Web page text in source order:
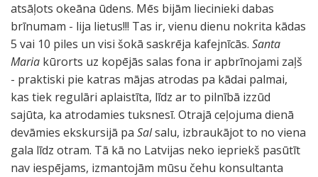
atsāļots okeāna ūdens. Mēs bijām liecinieki dabas
brīnumam - lija lietus!!! Tas ir, vienu dienu nokrita kādas
5 vai 10 piles un visi šokā saskrēja kafejnīcās. Santa
Maria kūrorts uz kopējās salas fona ir apbrīnojami zaļš
- praktiski pie katras mājas atrodas pa kādai palmai,
kas tiek regulāri aplaistīta, līdz ar to pilnībā izzūd
sajūta, ka atrodamies tuksnesī. Otrajā ceļojuma dienā
devāmies ekskursijā pa Salsalu, izbraukājot to no viena
gala līdz otram. Tā kā no Latvijas neko iepriekš pasūtīt
nav iespējams, izmantojām mūsu čehu konsultanta